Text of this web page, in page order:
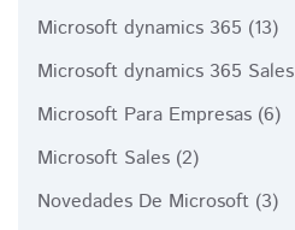
Microsoft dynamics 365 (13)
Microsoft dynamics 365 Sales
Microsoft Para Empresas (6)
Microsoft Sales (2)
Novedades De Microsoft (3)